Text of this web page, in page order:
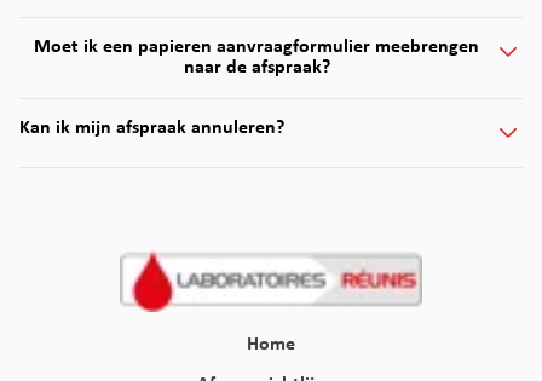
Moet ik een papieren aanvraagformulier meebrengen
naar de afspraak?
Kan ik mijn afspraak annuleren?
Home